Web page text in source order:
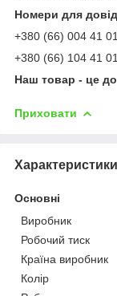
Номери для
+380 (66) 004 41
+380 (66) 104 41
Наш товар - це
Приховати
Характеристики
Основні
Виробник
Робочий тиск
Країна виробник
Колір